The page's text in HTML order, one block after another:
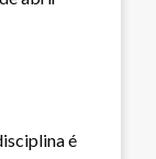
é